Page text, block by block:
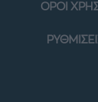
ΟΡΟΙ